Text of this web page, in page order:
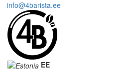
info@4barista.ee
EE